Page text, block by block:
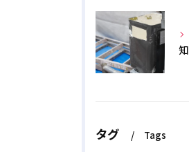
タグ Tags